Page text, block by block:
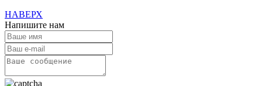
НАВЕРХ
Напишите нам